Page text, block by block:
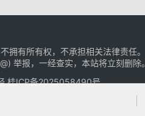
有所有权，不承担相关法律责任
举报，一经查实，本站将立刻删除
桂ICP备2025058490号